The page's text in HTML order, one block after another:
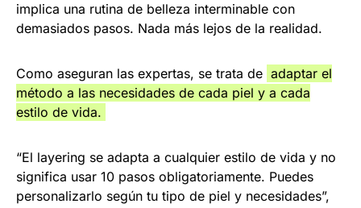
implica una rutina de belleza interminable con
demasiados pasos. Nada más lejos de la realidad.
Como aseguran las expertas, se trata de adaptar el
método a las necesidades de cada piel y a cada
estilo de vida.
“El layering se adapta a cualquier estilo de vida y no
significa usar 10 pasos obligatoriamente. Puedes
personalizarlo según tu tipo de piel y necesidades”,